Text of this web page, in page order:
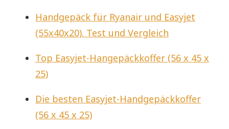
Handgepäck für Ryanair und Easyjet
(55x40x20). Test und Vergleich
Top Easyjet-Hangepäckkoffer (56 x 45 x
25)
Die besten Easyjet-Handgepäckkoffer
(56 x 45 x 25)